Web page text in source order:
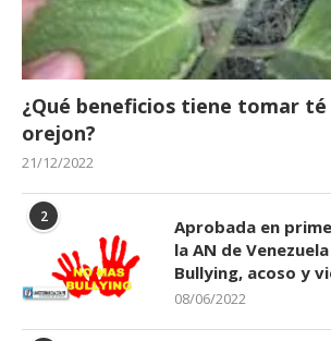
¿Qué beneficios tiene tomar
orejon?
21/12/2022
2
Aprobada en
la AN de
Bullying, acoso y
08/06/2022